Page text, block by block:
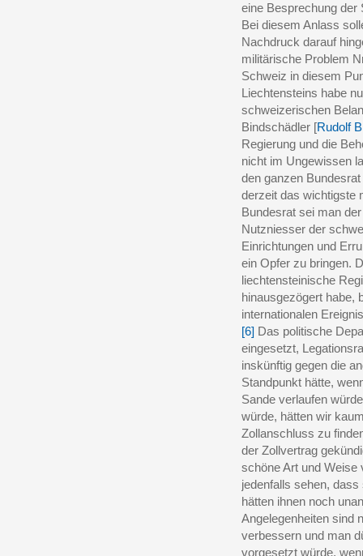
eine Besprechung der
Bei diesem Anlass
Nachdruck darauf
militärische Problem
Schweiz in diesem
Liechtensteins habe
schweizerischen
Bindschädler [Rudolf
Regierung und die
nicht im Ungewissen
den ganzen
derzeit das wichtigste
Bundesrat sei man
Nutzniesser der
Einrichtungen und
ein Opfer zu bringen.
liechtensteinische
hinausgezögert habe,
internationalen
[6] Das politische
eingesetzt,
inskünftig gegen die
Standpunkt hätte,
Sande verlaufen
würde, hätten wir
Zollanschluss zu
der Zollvertrag
schöne Art und Weise
jedenfalls sehen,
hätten ihnen noch
Angelegenheiten sind
verbessern und man
vorgesetzt würde,